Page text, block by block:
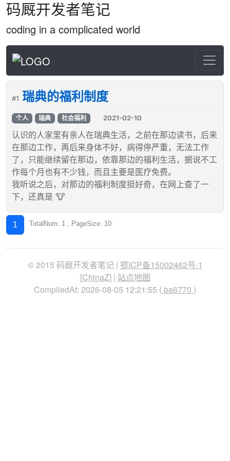
码厩开发者笔记
coding in a complicated world
#1 瑞典的福利制度
个人 瑞典 社会福利 2021-02-10
认识的人家里有亲人在瑞典生活，之前在那边读书，后来
在那边工作，再后来身体不好，病得停严重，无法工作
了，只能继续留在那边，依靠那边的福利生活，据说不工
作每个月也有不少钱，而且主要是医疗免费。
我听说之后，对那边的福利制度挺好奇，在网上查了一
下，还真是 🐮
1 TotalNum: 1 , PageSize: 10
© 2015 码厩开发者笔记 | 鄂ICP备15002462号-1
[ChinaZ] | 站点地图
CompiledAt: 2026-08-05 12:21:55 ( ba6770 )